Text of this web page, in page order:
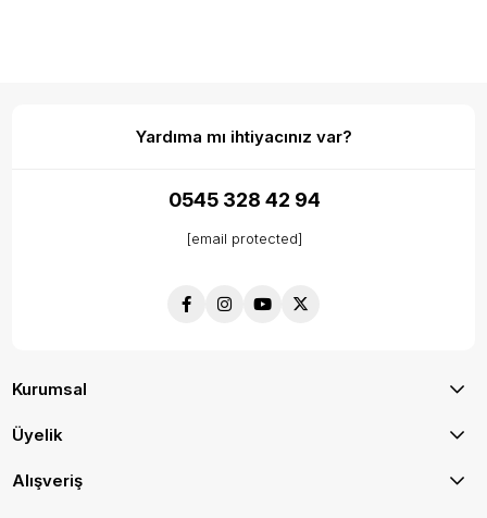
Yardıma mı ihtiyacınız var?
0545 328 42 94
[email protected]
Kurumsal
Üyelik
Alışveriş